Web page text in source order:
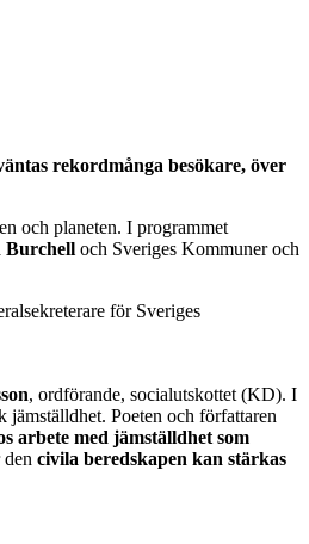
rekordmånga besökare, över
och planeten. I programmet
Burchell och Sveriges Kommuner och
för Sveriges
, ordförande, socialutskottet (KD). I
jämställdhet. Poeten och författaren
arbete med jämställdhet som
civila beredskapen kan stärkas